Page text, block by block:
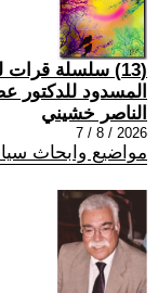
(13) سلسلة
المسدود
الناصر خشيني
2026 / 8 / 7
مواضيع وابحاث